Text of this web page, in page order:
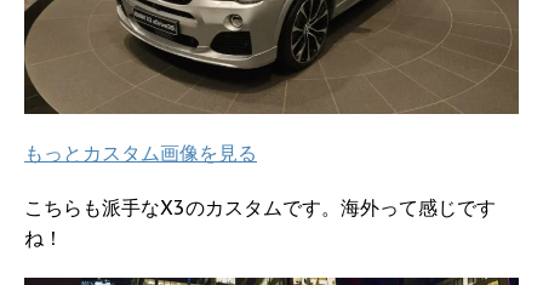
もっとカスタム画像を見る
こちらも派手なX3のカスタムです。海外って感じです
ね！